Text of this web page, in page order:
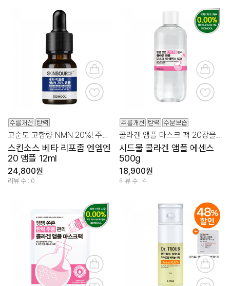
스킨소스 베타 리포좀 엔엠엔
20 앰플 12ml
24,800원
리뷰 수 : 0
시드물 콜라겐 앰플 에센스
500g
18,900원
리뷰 수 : 4